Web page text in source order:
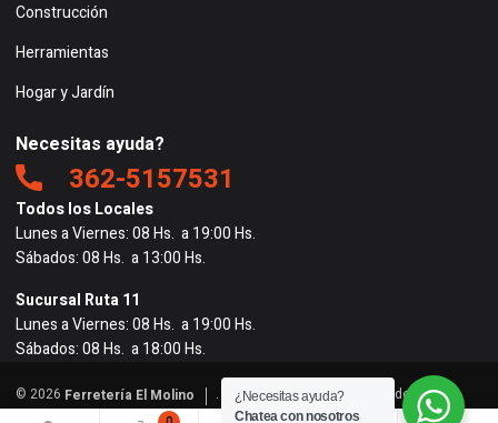
Construcción
Herramientas
Hogar y Jardín
Necesitas ayuda?
362-5157531
Todos los Locales
Lunes a Viernes: 08 Hs. a 19:00 Hs.
Sábados: 08 Hs. a 13:00 Hs.
Sucursal Ruta 11
Lunes a Viernes: 08 Hs. a 19:00 Hs.
Sábados: 08 Hs. a 18:00 Hs.
© 2026 Ferretería El Molino
. Todos los derechos reservados. |
Powered by
BigRedes
¿Necesitas ayuda?
Chatea con nosotros